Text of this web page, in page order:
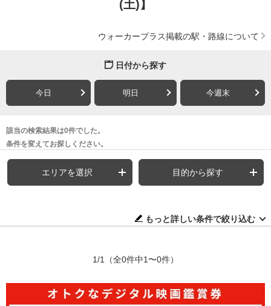
(土)】
ウォーカープラス掲載の駅・路線について
日付から探す
今日 明日 今週末
該当の検索結果は0件でした。
条件を変えてお探しください。
エリアを選択 目的から探す
もっと詳しい条件で絞り込む
1/1 （全0件中1〜0件）